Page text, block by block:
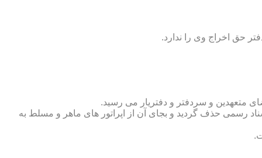
حق اخراج وی را ندارد.
متعهدین و سردفتر و دفتریار می رسید.
دفاتر اسناد رسمی حذف گردید و بجای آن از اپراتور های ماهر و مسلط به